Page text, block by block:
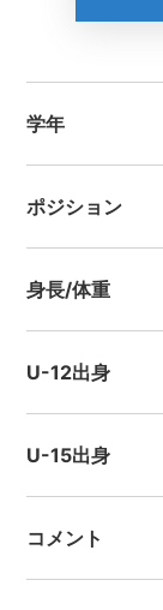
学年
ポジション
身長/体重
U-12出身
U-15出身
コメント